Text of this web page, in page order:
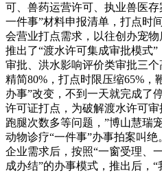
可、兽药运营许可、执业兽医
一件事”材料申报清单，打点时
会营业打点需求，以往创办宠
推出了“渡水许可集成审批模式
审批、洪水影响评价类审批三
精简80%，打点时限压缩65%，
办事”改变，不到一天就完成了
许可证打点，为破解渡水许可审
跑腿次数多等问题，”博山慧瑞
动物诊疗“一件事”办事拍案叫
企业需求后，按照“一窗受理、
成办结”的办事模式，推出后，“